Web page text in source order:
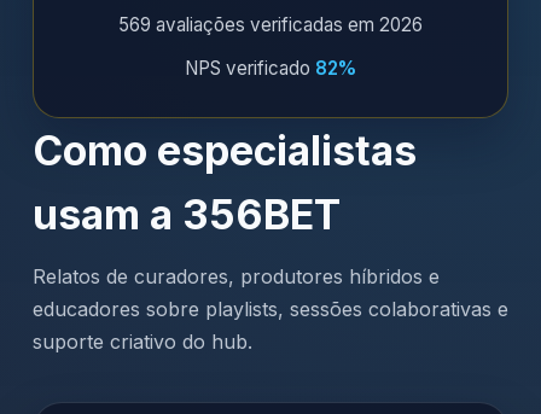
569 avaliações verificadas em 2026
NPS verificado 82%
Como especialistas
usam a 356BET
Relatos de curadores, produtores híbridos e
educadores sobre playlists, sessões colaborativas e
suporte criativo do hub.